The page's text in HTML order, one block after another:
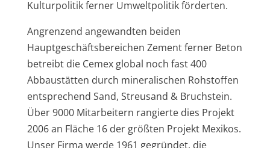
Kulturpolitik ferner Umweltpolitik förderten.
Angrenzend angewandten beiden
Hauptgeschäftsbereichen Zement ferner Beton
betreibt die Cemex global noch fast 400
Abbaustätten durch mineralischen Rohstoffen
entsprechend Sand, Streusand & Bruchstein.
Über 9000 Mitarbeitern rangierte dies Projekt
2006 an Fläche 16 der größten Projekt Mexikos.
Unser Firma werde 1961 gegründet, die